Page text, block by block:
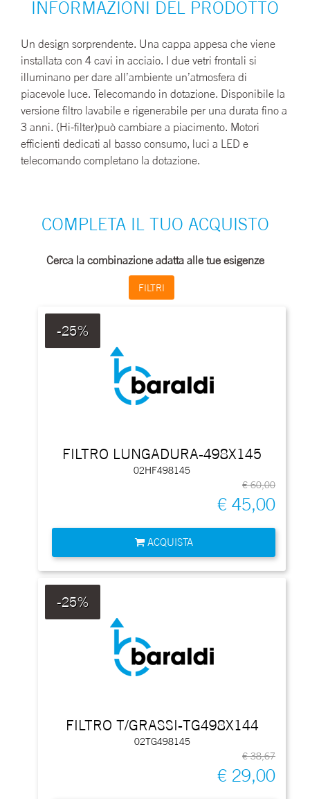
INFORMAZIONI DEL PRODOTTO
Un design sorprendente. Una cappa appesa che viene
installata con 4 cavi in acciaio. I due vetri frontali si
illuminano per dare all’ambiente un’atmosfera di
piacevole luce. Telecomando in dotazione. Disponibile la
versione filtro lavabile e rigenerabile per una durata fino a
3 anni. (Hi-filter)può cambiare a piacimento. Motori
efficienti dedicati al basso consumo, luci a LED e
telecomando completano la dotazione.
COMPLETA IL TUO ACQUISTO
Cerca la combinazione adatta alle tue esigenze
FILTRI
-25%
FILTRO LUNGADURA-498X145
02HF498145
€ 60,00
€ 45,00
ACQUISTA
-25%
FILTRO T/GRASSI-TG498X144
02TG498145
€ 38,67
€ 29,00